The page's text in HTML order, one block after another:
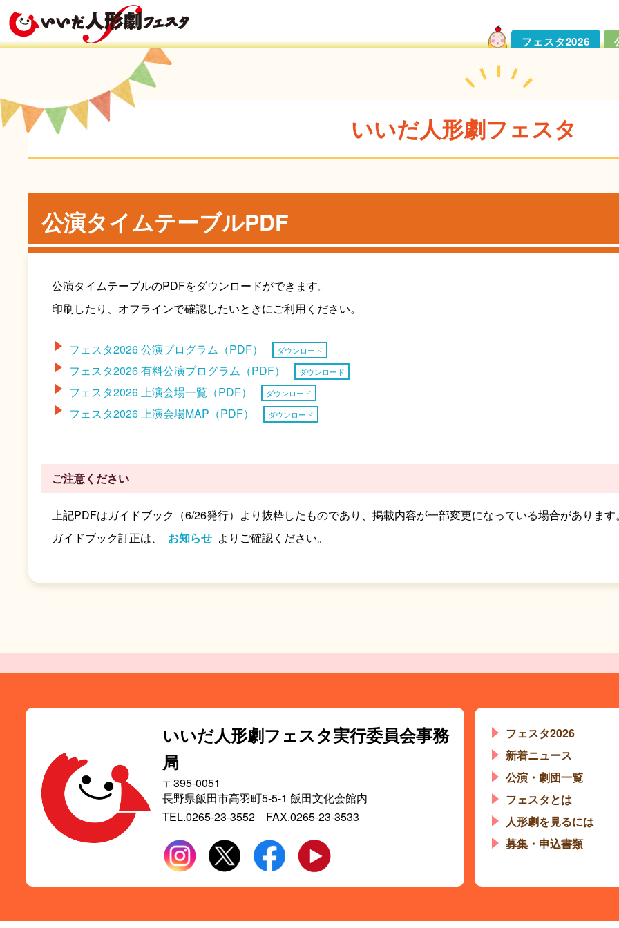
フェスタ2026
いいだ人形劇フェスタ
公演タイムテーブルPDF
公演タイムテーブルのPDFをダウンロードができます。
印刷したり、オフラインで確認したいときにご利用ください。
フェスタ2026 公演プログラム（PDF） ダウンロード
フェスタ2026 有料公演プログラム（PDF） ダウンロード
フェスタ2026 上演会場一覧（PDF） ダウンロード
フェスタ2026 上演会場MAP（PDF） ダウンロード
ご注意ください
上記PDFはガイドブック（6/26発行）より抜粋したものであり、掲載内容が一部変更になっている場合があります
ガイドブック訂正は、
お知らせ よりご確認ください。
いいだ人形劇フェスタ実行委員会事務
局
〒395-0051
長野県飯田市高羽町5-5-1飯田文化会館内
TEL.0265-23-3552 FAX.0265-23-3533
フェスタ2026
新着ニュース
公演・劇団一覧
フェスタとは
人形劇を見るには
募集・申込書類